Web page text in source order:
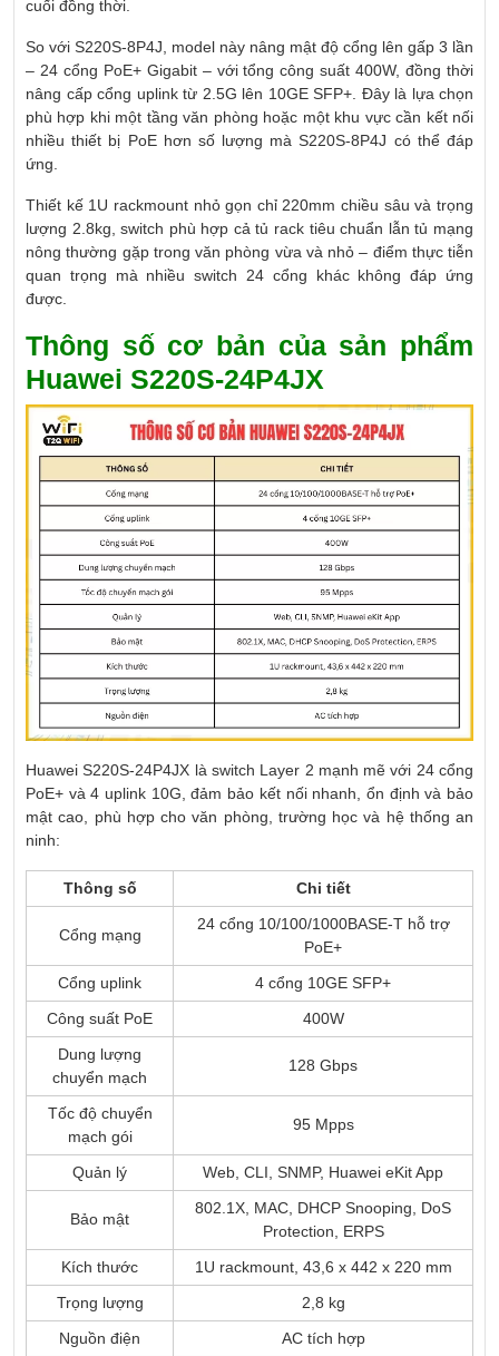
cuối đồng thời.
So với S220S-8P4J, model này nâng mật độ cổng lên gấp 3 lần
– 24 cổng PoE+ Gigabit – với tổng công suất 400W, đồng thời
nâng cấp cổng uplink từ 2.5G lên 10GE SFP+. Đây là lựa chọn
phù hợp khi một tầng văn phòng hoặc một khu vực cần kết nối
nhiều thiết bị PoE hơn số lượng mà S220S-8P4J có thể đáp
ứng.
Thiết kế 1U rackmount nhỏ gọn chỉ 220mm chiều sâu và trọng
lượng 2.8kg, switch phù hợp cả tủ rack tiêu chuẩn lẫn tủ mạng
nông thường gặp trong văn phòng vừa và nhỏ – điểm thực tiễn
quan trọng mà nhiều switch 24 cổng khác không đáp ứng
được.
Thông số cơ bản của sản phẩm
Huawei S220S-24P4JX
Huawei S220S-24P4JX là switch Layer 2 mạnh mẽ với 24 cổng
PoE+ và 4 uplink 10G, đảm bảo kết nối nhanh, ổn định và bảo
mật cao, phù hợp cho văn phòng, trường học và hệ thống an
ninh:
Thông số Chi tiết
Cổng mạng
24 cổng 10/100/1000BASE-T hỗ trợ
PoE+
Cổng uplink
4 cổng 10GE SFP+
Công suất PoE
400W
Dung lượng
chuyển mạch
128 Gbps
Tốc độ chuyển
mạch gói
95 Mpps
Quản lý Web, CLI, SNMP, Huawei eKit App
Bảo mật
802.1X, MAC, DHCP Snooping, DoS
Protection, ERPS
Kích thước
1U rackmount, 43,6 x 442 x 220 mm
Trọng lượng
2,8 kg
Nguồn điện
AC tích hợp